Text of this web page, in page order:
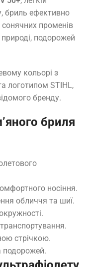
бриль ефективно
променів
подорожей
кольорі з
логотипом STIHL,
бренду.
бриля
носіння.
обличчя та шиї.
стрічкою.
подорожей.